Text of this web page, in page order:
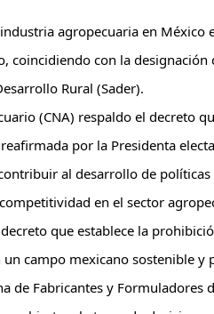
agropecuaria en
coincidiendo con la
Rural (Sader).
(CNA) respaldo el decreto
por la Presidenta
al desarrollo de
en el sector
que establece la
campo mexicano sostenible y
de Fabricantes y